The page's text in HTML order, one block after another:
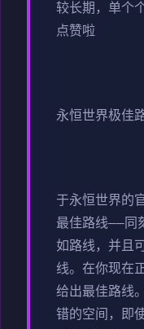
较长期，单个
点赞啦
永恒世界极佳
于永恒世界的
最佳路线——同
如路线，并且
线。在你现在
给出最佳路线
错的空间，即